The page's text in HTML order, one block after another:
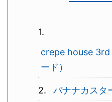
crepe house 3rd
ード）
バナナカスタ